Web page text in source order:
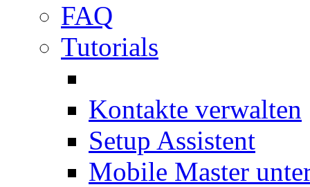
FAQ
Tutorials
Kontakte verwalten
Setup Assistent
Mobile Master